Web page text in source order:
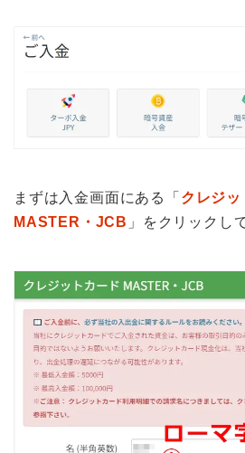
まずは入金画面にある「 クレジッ
MASTER・JCB 」をクリックし